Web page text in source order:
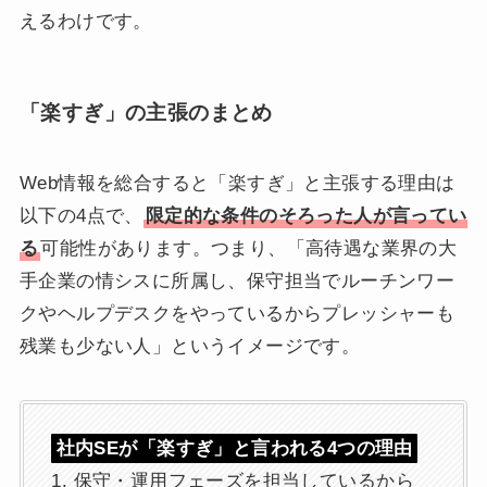
えるわけです。
「楽すぎ」の主張のまとめ
Web情報を総合すると「楽すぎ」と主張する理由は
以下の4点で、
限定的な条件のそろった人が言ってい
る可能性があります。つまり、「高待遇な業界の大
手企業の情シスに所属し、保守担当でルーチンワー
クやヘルプデスクをやっているからプレッシャーも
残業も少ない人」というイメージです。
社内SEが「楽すぎ」と言われる4つの理由
1. 保守・運用フェーズを担当しているから